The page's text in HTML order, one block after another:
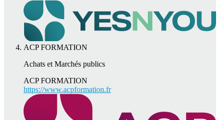
ACP FORMATION
Achats et Marchés publics
ACP FORMATION
https://www.acpformation.fr